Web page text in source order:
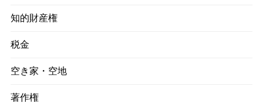
知的財産権
税金
空き家・空地
著作権